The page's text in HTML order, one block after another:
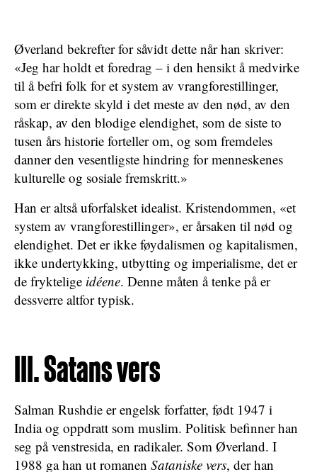
Øverland bekrefter for såvidt dette når han skriver:
«Jeg har holdt et foredrag – i den hensikt å medvirke
til å befri folk for et system av vrangforestillinger,
som er direkte skyld i det meste av den nød, av den
råskap, av den blodige elendighet, som de siste to
tusen års historie forteller om, og som fremdeles
danner den vesentligste hindring for menneskenes
kulturelle og sosiale fremskritt.»
Han er altså uforfalsket idealist. Kristendommen, «et
system av vrangforestillinger», er årsaken til nød og
elendighet. Det er ikke føydalismen og kapitalismen,
ikke undertykking, utbytting og imperialisme, det er
de fryktelige idéene. Denne måten å tenke på er
dessverre altfor typisk.
III. Satans vers
Salman Rushdie er engelsk forfatter, født 1947 i
India og oppdratt som muslim. Politisk befinner han
seg på venstresida, en radikaler. Som Øverland. I
1988 ga han ut romanen Sataniske vers, der han